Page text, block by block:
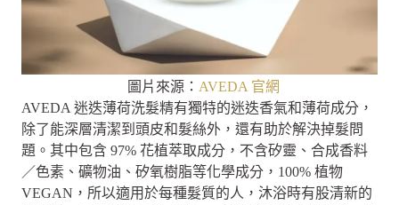
圖片來源： AVEDA 官網
AVEDA 迷迭薄荷洗髮精有獨特的迷迭香氣和薄荷成分，
除了能深層清潔到頭皮和髮絲外，還有助於解決掉髮問
題。其中包含 97% 花植萃取成分，不含矽靈、合成香料
／色素、礦物油、矽氧樹脂等化學成分，100% 植物
VEGAN，所以適用於每種髮質的人，沐浴時有股清新的